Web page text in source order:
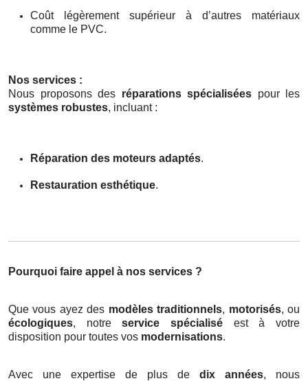
Coût légèrement supérieur à d’autres matériaux
comme le PVC.
Nos services :
Nous proposons des réparations spécialisées pour les
systèmes robustes, incluant :
Réparation des moteurs adaptés.
Restauration esthétique.
Pourquoi faire appel à nos services ?
Que vous ayez des modèles traditionnels, motorisés, ou
écologiques, notreservice spécialisé est à votre
disposition pour toutes vos modernisations.
Avec une expertise de plus de dix années, nous